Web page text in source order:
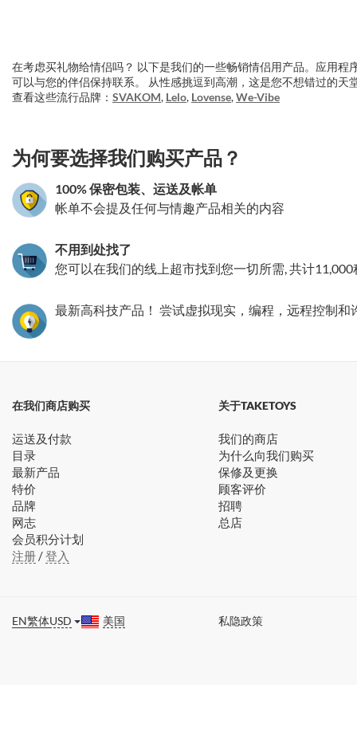
在考虑买礼物给情侣吗？ 以下是我们的一些畅销情侣用产品。应用
可以与您的伴侣保持联系。 从性感挑逗到高潮，这是您不想错过的天
查看这些流行品牌： SVAKOM, Lelo, Lovense,We-Vibe
为何要选择我们购买产品？
100% 保密包装、运送及帐单
帐单不会提及任何与情趣产品相关的内容
不用到处找了
您可以在我们的线上超市找到您一切所需, 共计11,000
最新高科技产品！ 尝试虚拟现实，编程，远程控制
在我们商店购买
运送及付款
目录
最新产品
特价
品牌
网志
会员积分计划
注册/登入
关于TAKETOYS
我们的商店
为什么向我们购买
保修及更换
顾客评价
招聘
总店
EN繁体USD 美国 私隐政策